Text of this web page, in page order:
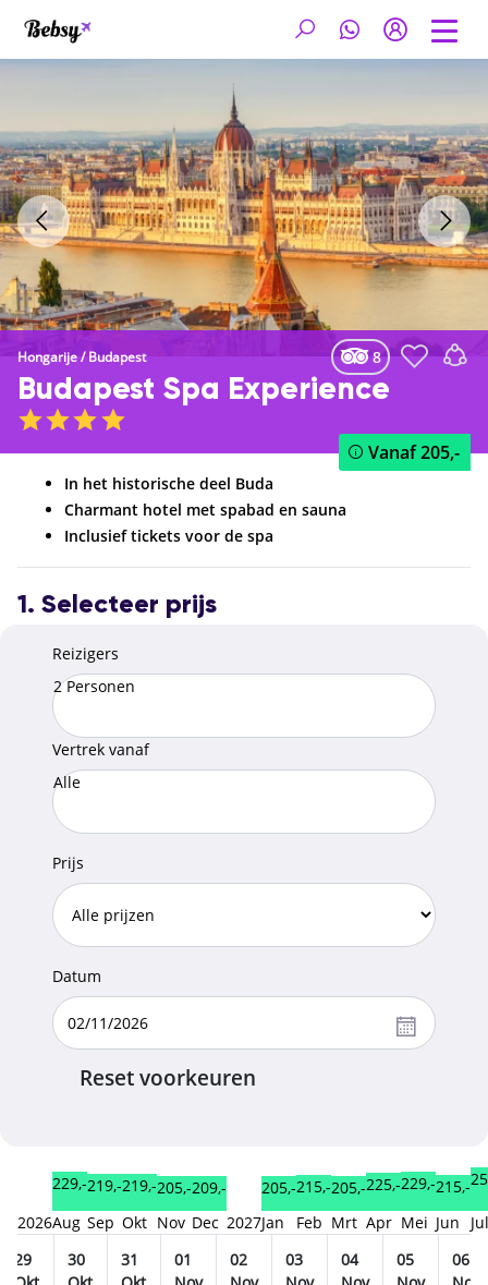
Hongarije/Budapest 8
Budapest Spa Experience
Vanaf205,-
In het historische deel Buda
Charmant hotel met spabad en sauna
Inclusief tickets voor de spa
1. Selecteer prijs
Reizigers
2 Personen
Vertrek vanaf
Alle
Prijs
Datum
Reset voorkeuren
2026
229,-
Aug
219,-
Sep
219,-
Okt
205,-
Nov
209,-
Dec 2027
205,-
Jan
215,-
Feb
205,-
Mrt
225,-
Apr
229,-
Mei
215,-
Jun
Jul
29
30
31
01
02
03
04
05
06